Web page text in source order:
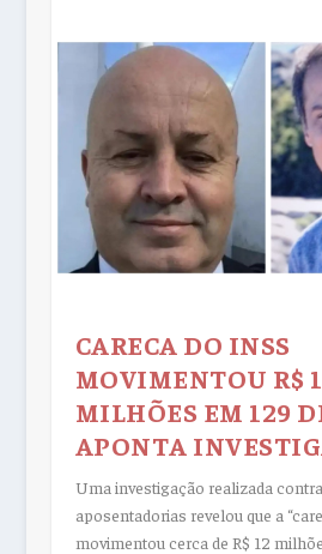
CARECA DO INSS
MOVIMENTOU R$
MILHÕES EM 129
APONTA
Uma investigação realizada
aposentadorias revelou que a
movimentou cerca de R$ 12